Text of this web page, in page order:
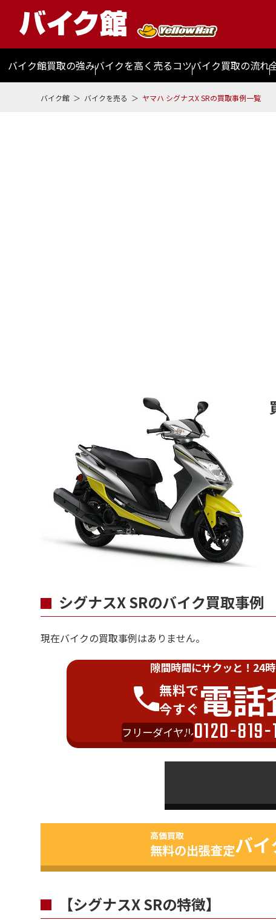
バイク館買取の強みバイクを高く売るコツバイク買取の流れ
バイク館 バイクを売る ヤマハ シグナスX SRの買取事例一覧
シグナスX SRのバイク買取事例
現在バイクの買取事例はありません。
隙間時間にサクッと！ 24
無料で
今すぐ電
フリーダイヤル0120-
高価買取
無料の出張査定バ
【シグナスX SRの特徴】